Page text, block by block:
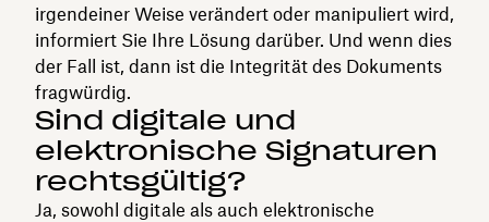
irgendeiner Weise verändert oder manipuliert wird,
informiert Sie Ihre Lösung darüber. Und wenn dies
der Fall ist, dann ist die Integrität des Dokuments
fragwürdig.
Sind digitale und
elektronische Signaturen
rechtsgültig?
Ja, sowohl digitale als auch elektronische